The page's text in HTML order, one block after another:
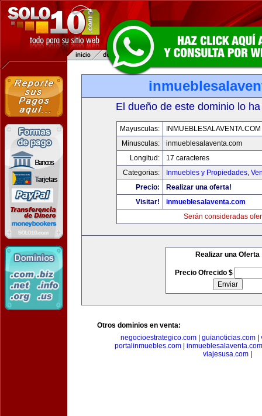
El dueño de este dominio lo
Mayusculas:
INMUEBLESALAVENTA.COM
Minusculas:
inmueblesalaventa.com
Longitud:
17 caracteres
Categorias:
Inmuebles y Propiedades,
Precio:
Realizar una oferta!
Visitar!
inmueblesalaventa.com
Serán consideradas
Realizar una Oferta
Precio Ofrecido $
Otros dominios en venta:
negocioestrategico.com| guianoticias.com|
portalinmuebles.com
inmueblesalaventa.com
viajesusa.com